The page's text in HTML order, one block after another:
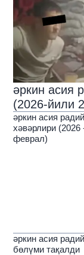
әркин асия
(2026-йили
әркин асия
хәвәрлири (2026
феврал)
әркин асия
бөлүми тақалди